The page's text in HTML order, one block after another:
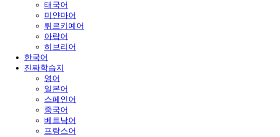
태국어
미얀마어
튀르키예어
아랍어
히브리어
한국어
진짜학습지
영어
일본어
스페인어
중국어
베트남어
프랑스어